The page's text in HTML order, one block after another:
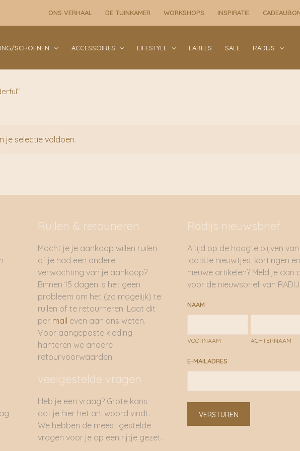
ONS VERHAAL DE TUINKAMER WORKSHOPS INSPIRATIE
SCHOENEN ACCESSOIRES LIFESTYLE LABELS SALE RADIJS
je selectie voldoen.
Ruilen & retouneren
Mocht je je aankoop willen ruilen
of je had een andere
verwachting van je aankoop?
Binnen 15 dagen is het geen
probleem om het (zo mogelijk) te
ruilen of te retourneren. Laat dit
permail even aan ons weten.
Voor aangepaste kleding
hanteren we andere
retourvoorwaarden.
veelgestelde vragen
Heb je een vraag? Grote kans
dat je hier het antwoord vindt.
We hebben de meest gestelde
vragen voor je op een rijtje gezet.
Radijs nieuwsbrief
Altijd op de hoogte blijven
laatste nieuwtjes, kortingen en
nieuwe artikelen? Meld je dan
voor de nieuwsbrief van
NAAM
VOORNAAM ACHTERNAAM
E-MAILADRES
VERSTUREN